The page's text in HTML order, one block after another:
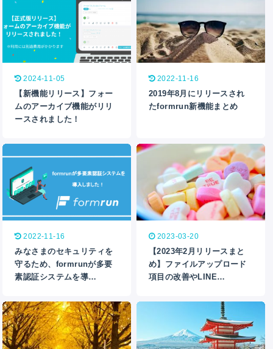
2024-11-05
【新機能リリース】フォー
ムのアーカイブ機能がリリ
ースされました！
2022-11-16
2019年8月にリリースされ
たformrun新機能まとめ
2022-11-16
みなさまのセキュリティを
守るため、formrunが多要
素認証システムを導…
2023-03-20
【2023年2月リリースまと
め】ファイルアップロード
項目の改善やLINE…